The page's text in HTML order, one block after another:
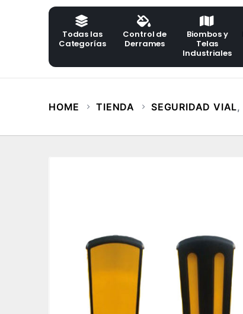
Todas las
Categorías
Control de
Derrames
Biombos y
Telas
Industriales
HOME TIENDA SEGURIDAD VIAL,